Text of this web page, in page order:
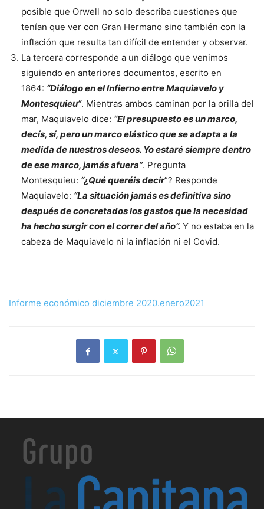
posible que Orwell no solo describa cuestiones que
tenían que ver con Gran Hermano sino también con la
inflación que resulta tan difícil de entender y observar.
La tercera corresponde a un diálogo que venimos
siguiendo en anteriores documentos, escrito en
1864: “Diálogo en el Infierno entre Maquiavelo y
Montesquieu”. Mientras ambos caminan por la orilla del
mar, Maquiavelo dice: “El presupuesto es un marco,
decís, sí, pero un marco elástico que se adapta a la
medida de nuestros deseos. Yo estaré siempre dentro
de ese marco, jamás afuera”. Pregunta
Montesquieu: “¿Qué queréis decir”? Responde
Maquiavelo: “La situación jamás es definitiva sino
después de concretados los gastos que la necesidad
ha hecho surgir con el correr del año”. Y no estaba en la
cabeza de Maquiavelo ni la inflación ni el Covid.
Informe económico diciembre 2020.enero2021